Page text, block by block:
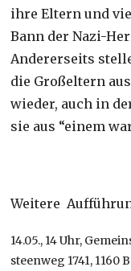
ihre Eltern und
Bann der Nazi-
Andererseits
die Großeltern
wieder, auch in
sie aus “einem
Weitere
14.05., 14 Uhr,
steenweg 1741, 1160